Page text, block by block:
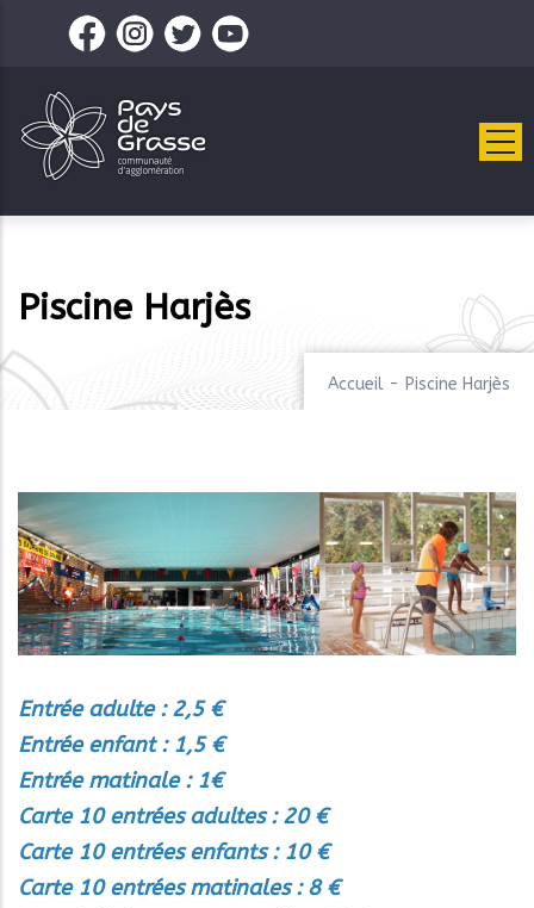
contenu
principal
Piscine Harjès
Accueil - Piscine Harjès
Entrée adulte : 2,5 €
Entrée enfant : 1,5 €
Entrée matinale : 1€
Carte 10 entrées adultes : 20 €
Carte 10 entrées enfants : 10 €
Carte 10 entrées matinales : 8 €